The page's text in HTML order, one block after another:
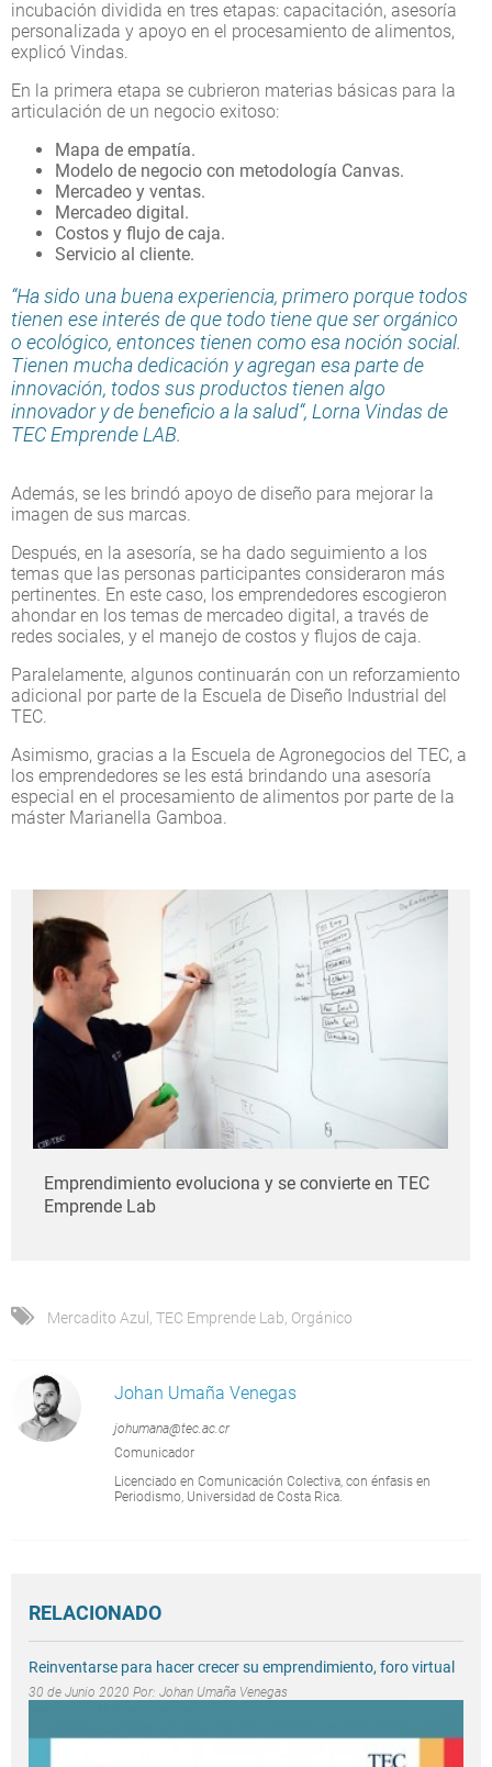
incubación dividida en tres etapas: capacitación, asesoría
personalizada y apoyo en el procesamiento de alimentos,
explicó Vindas.
En la primera etapa se cubrieron materias básicas para la
articulación de un negocio exitoso:
Mapa de empatía.
Modelo de negocio con metodología Canvas.
Mercadeo y ventas.
Mercadeo digital.
Costos y flujo de caja.
Servicio al cliente.
“Ha sido una buena experiencia, primero porque todos
tienen ese interés de que todo tiene que ser orgánico
o ecológico, entonces tienen como esa noción social.
Tienen mucha dedicación y agregan esa parte de
innovación, todos sus productos tienen algo
innovador y de beneficio a la salud“, Lorna Vindas de
TEC Emprende LAB.
Además, se les brindó apoyo de diseño para mejorar la
imagen de sus marcas.
Después, en la asesoría, se ha dado seguimiento a los
temas que las personas participantes consideraron más
pertinentes. En este caso, los emprendedores escogieron
ahondar en los temas de mercadeo digital, a través de
redes sociales, y el manejo de costos y flujos de caja.
Paralelamente, algunos continuarán con un reforzamiento
adicional por parte de la Escuela de Diseño Industrial del
TEC.
Asimismo, gracias a la Escuela de Agronegocios del TEC, a
los emprendedores se les está brindando una asesoría
especial en el procesamiento de alimentos por parte de la
máster Marianella Gamboa.
Emprendimiento evoluciona y se convierte en TEC
Emprende Lab
Mercadito Azul , TEC Emprende Lab, Orgánico
Johan Umaña Venegas
johumana@tec.ac.cr
Comunicador
Licenciado en Comunicación Colectiva, con énfasis en
Periodismo, Universidad de Costa Rica.
RELACIONADO
Reinventarse para hacer crecer su emprendimiento, foro virtual
30 de Junio 2020 Por: Johan Umaña Venegas